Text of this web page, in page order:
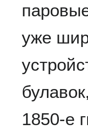
уже
1850-е